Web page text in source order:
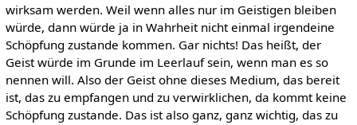
wirksam werden. Weil wenn alles nur im Geistigen bleiben
würde, dann würde ja in Wahrheit nicht einmal irgendeine
Schöpfung zustande kommen. Gar nichts! Das heißt, der
Geist würde im Grunde im Leerlauf sein, wenn man es so
nennen will. Also der Geist ohne dieses Medium, das bereit
ist, das zu empfangen und zu verwirklichen, da kommt keine
Schöpfung zustande. Das ist also ganz, ganz wichtig, das zu